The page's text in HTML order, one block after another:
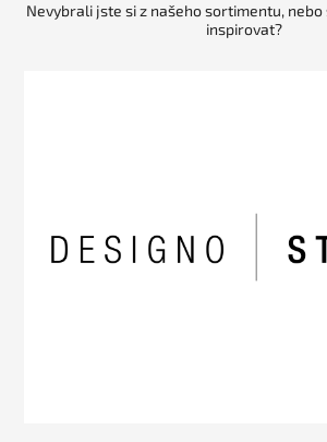
Nevybrali jste si z našeho sortimentu,
inspirovat?